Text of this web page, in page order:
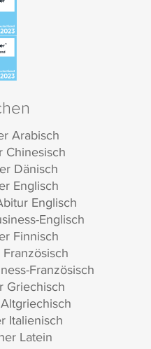
Arabisch
Chinesisch
Dänisch
Englisch
Englisch
Englisch
Finnisch
Französisch
Griechisch
Italienisch
Latein